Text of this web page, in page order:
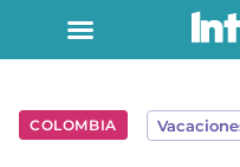
COLOMBIA